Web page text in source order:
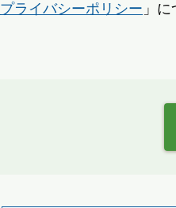
プライバシーポリシー 」